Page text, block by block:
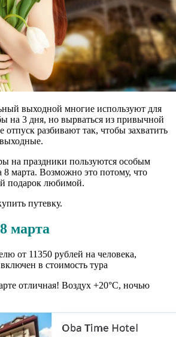
выходной многие используют для
на 3 дня, но вырваться из привычной
разбивают так, чтобы захватить
на праздники пользуются особым
марта. Возможно это потому, что
подарок любимой.
путевку.
марта
от 11350 рублей на человека,
в стоимость тура
отличная! Воздух +20°С, ночью